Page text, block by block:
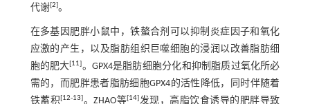
代谢[2]。
在多基因肥胖小鼠中，铁螯合剂可以抑制炎症因子和氧化
应激的产生，以及脂肪组织巨噬细胞的浸润以改善脂肪细
胞的肥大[11]。GPX4是脂肪细胞分化和抑制脂质过氧化所必
需的，而肥胖患者脂肪细胞GPX4的活性降低，同时伴随着
铁蓄积[12-13]。ZHAO等[14]发现，高脂饮食诱导的肥胖导致